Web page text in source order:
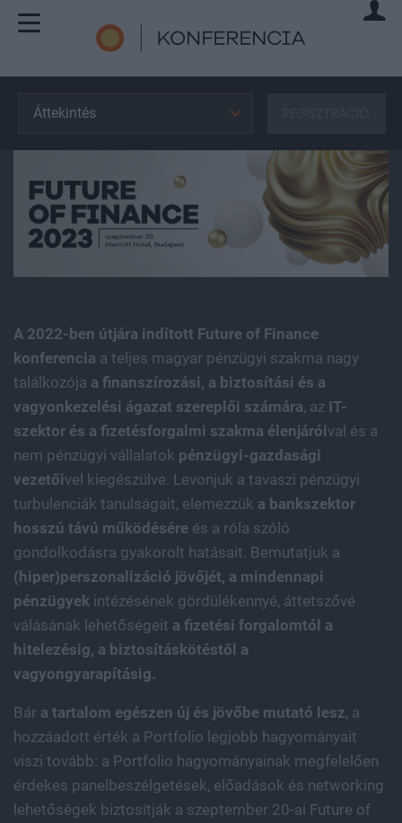
Áttekintés
A 2022-ben útjára indított Future of Finance
konferencia a teljes magyar pénzügyi szakma nagy
találkozója a finanszírozási, a biztosítási és a
vagyonkezelési ágazat szereplői számára, az IT-
szektor és a fizetésforgalmi szakma élenjáróival és a
nem pénzügyi vállalatok pénzügyi-gazdasági
vezetőivel kiegészülve. Levonjuk a tavaszi pénzügyi
turbulenciák tanulságait, elemezzük a bankszektor
hosszú távú működésére és a róla szóló
gondolkodásra gyakorolt hatásait. Bemutatjuk a
(hiper)perszonalizáció jövőjét, a mindennapi
pénzügyek intézésének gördülékennyé, áttetszővé
válásának lehetőségeit a fizetési forgalomtól a
hitelezésig, a biztosításkötéstől a
vagyongyarapításig.
Bár a tartalom egészen új és jövőbe mutató lesz, a
hozzáadott érték a Portfolio legjobb hagyományait
viszi tovább: a Portfolio hagyományainak megfelelően
érdekes panelbeszélgetések, előadások és networking
lehetőségek biztosítják a szeptember 20-ai Future of